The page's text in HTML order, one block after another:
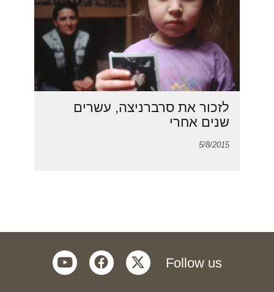
לזכור את סרברניצה, עשרים
שנים אחרי
5/8/2015
Follow us
twitter
facebook
youtube